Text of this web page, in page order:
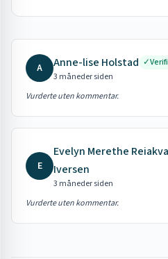
A Anne-lise Holstad ✓
3 måneder siden
Vurderte uten kommentar.
E
Evelyn Merethe
Iversen
3 måneder siden
Vurderte uten kommentar.